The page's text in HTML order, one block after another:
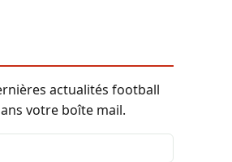
actualités football
votre boîte mail.